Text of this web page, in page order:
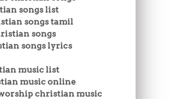
songs list
songs tamil
songs
songs lyrics
music list
music online
christian music